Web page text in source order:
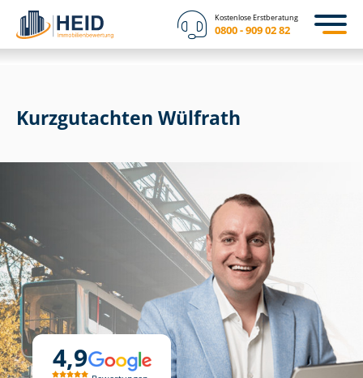
Kostenlose Erstberatung
0800 - 909 02 82
4,9
Kurzgutachten Wülfrath